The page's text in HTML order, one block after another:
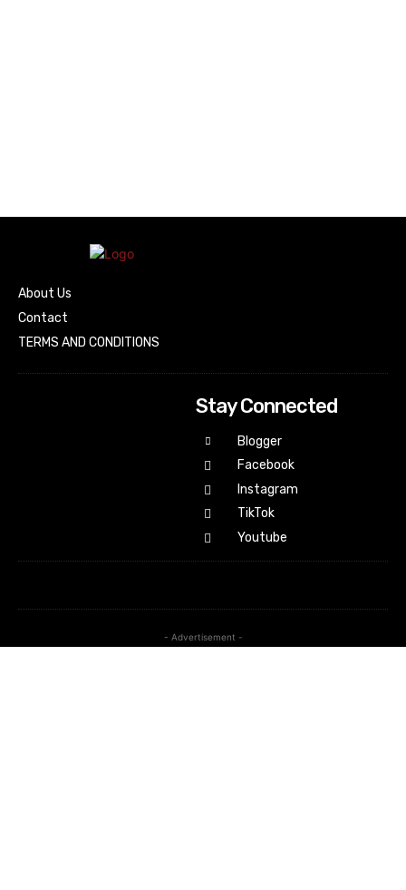
About Us
Contact
TERMS AND CONDITIONS
Stay Connected
Blogger
Facebook
Instagram
TikTok
Youtube
- Advertisement -